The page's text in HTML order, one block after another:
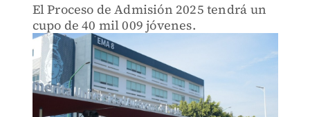
El Proceso de Admisión 2025 tendrá un
cupo de 40 mil 009 jóvenes.